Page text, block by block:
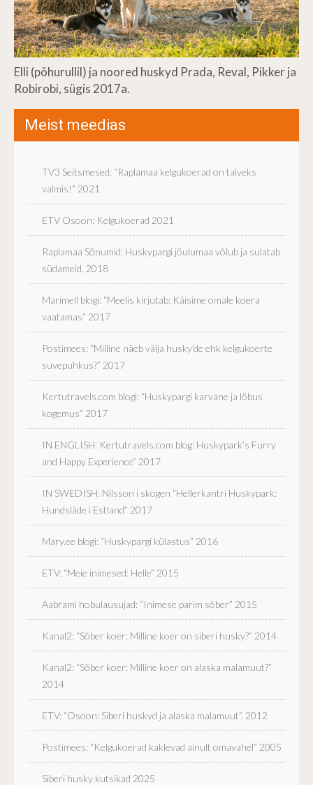
Elli (põhurullil) ja noored huskyd Prada, Reval, Pikker ja
Robirobi, sügis 2017a.
Meist meedias
TV3 Seitsmesed: “Raplamaa kelgukoerad on talveks
valmis!” 2021
ETV Osoon: Kelgukoerad 2021
Raplamaa Sõnumid: Huskypargi jõulumaa võlub ja sulatab
südameid, 2018
Marimell blogi: “Meelis kirjutab: Käisime omale koera
vaatamas” 2017
Postimees: “Milline näeb välja husky’de ehk kelgukoerte
suvepuhkus?” 2017
Kertutravels.com blogi: “Huskypargi karvane ja lõbus
kogemus” 2017
IN ENGLISH: Kertutravels.com blog: Huskypark’s Furry
and Happy Experience” 2017
IN SWEDISH: Nilsson i skogen “Hellerkantri Huskypark:
Hundsläde i Estland” 2017
Mary.ee blogi: “Huskypargi külastus” 2016
ETV: “Meie inimesed: Helle” 2015
Aabrami hobulausujad: “Inimese parim sõber” 2015
Kanal2: “Sõber koer: Milline koer on siberi husky?” 2014
Kanal2: “Sõber koer: Milline koer on alaska malamuut?”
2014
ETV: “Osoon: Siberi huskyd ja alaska malamuut”, 2012
Postimees: “Kelgukoerad kaklevad ainult omavahel” 2005
Siberi husky kutsikad 2025